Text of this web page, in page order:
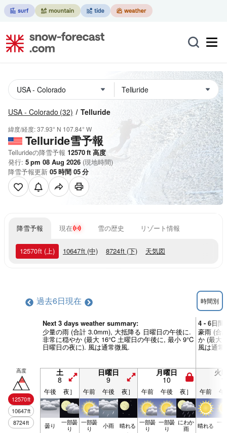
USA - Colorado (32) Telluride
緯度/経度:37.93° N 107.84° W
Telluride雪予報
Tellurideの降雪予報 12570ft 高度
発行: 5 pm 08 Aug 2026 (現地時間)
降雪予報更新 05時間 05分
降雪予報 現在 雪の歴史 リゾート情報
12570ft (上) 10647ft (中) 8724ft (下) 天気図
過去6日現在 時間別
Next 3 days weather summary:
少量の雨 (合計 3.0mm), 大抵降る 日曜日の午後に.
非常に穏やか (最大 16°C 土曜日の午後に, 最小 9°C
日曜日の夜に). 風は通常微風.
4 - 6日
豪雨 (合
か (最大
風は通常
高度
12570ft
10647ft
8724ft
土
8
日曜日
9
月曜日
10
火
午後 夜］ 午前 午後 夜］ 午前 午後 夜］ 午前 午
曇り 一部曇
り
一部曇
り 小雨 晴れる 一部曇
り
一部曇
り
にわか
雨 晴れる 一